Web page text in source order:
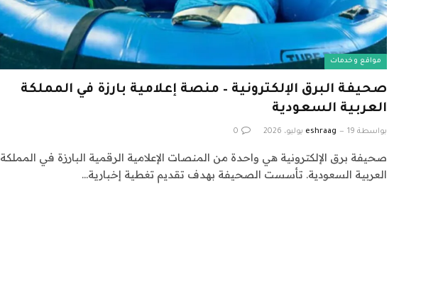
مواقع وخدمات
صحيفة البرق الإلكترونية – منصة إعلامية بارزة في المملكة
العربية السعودية
بواسطة eshraag 19 يوليو، 2026 0
صحيفة برق الإلكترونية هي واحدة من المنصات الإعلامية الرقمية البارزة في المملكة
العربية السعودية. تأسست الصحيفة بهدف تقديم تغطية إخبارية…